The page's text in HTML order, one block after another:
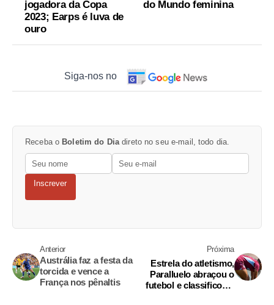
jogadora da Copa
2023; Earps é luva de
ouro
do Mundo feminina
Siga-nos no
Receba o Boletim do Dia direto no seu e-mail, todo dia.
Inscrever
Anterior
Austrália faz a festa da
torcida e vence a
França nos pênaltis
Próxima
Estrela do atletismo,
Paralluelo abraçou o
futebol e classificou a